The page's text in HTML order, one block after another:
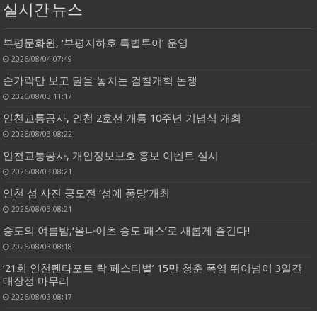
실시간 뉴스
부평문화원, ‘부평지하호 특별투어’ 운영
2026/08/04 07:49
손가락만 보고 달을 놓치는 검찰개혁 논쟁
2026/08/03 11:17
인천교통공사, 인천 2호선 개통 10주년 기념식 개최
2026/08/03 08:22
인천교통공사, 개인정보보호 홍보 이벤트 실시
2026/08/03 08:21
인천 섬 사진 공모전 ‘섬에 퐁당’개최
2026/08/03 08:21
송도의 여름밤,‘올나이츠 송도 패스’로 새롭게 즐긴다!
2026/08/03 08:18
‘21회 인천펜타포트 락 페스티벌’ 15만 청춘 폭염 뛰어넘어 3일간
대장정 마무리
2026/08/03 08:17